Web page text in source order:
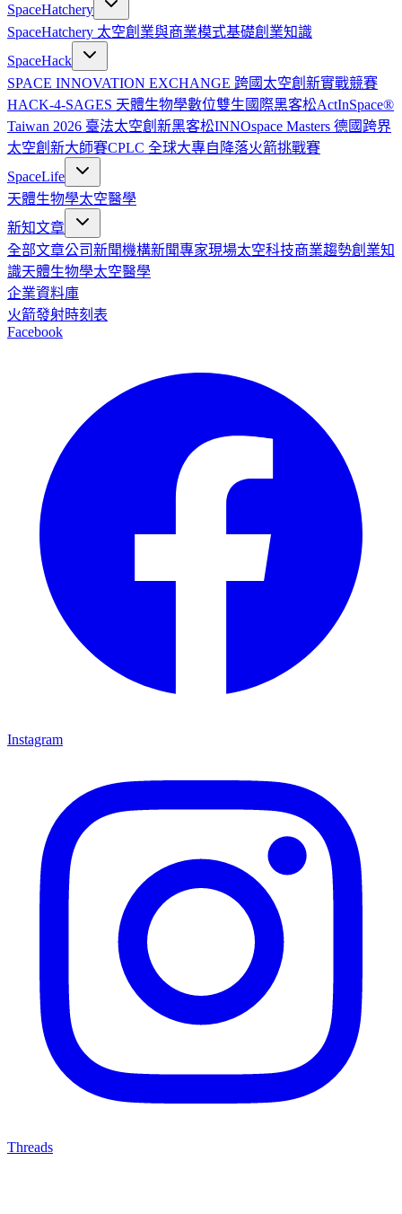
SpaceHatchery
SpaceHatchery 太空創業與商業模式基礎創業知識
SpaceHack
SPACE INNOVATION EXCHANGE 跨國太空創新實戰競賽
HACK-4-SAGES 天體生物學數位雙生國際黑客松ActInSpace®
Taiwan 2026 臺法太空創新黑客松INNOspace Masters 德國跨界
太空創新大師賽CPLC 全球大專自降落火箭挑戰賽
SpaceLife
天體生物學太空醫學
新知文章
全部文章公司新聞機構新聞專家現場太空科技商業趨勢創業知
識天體生物學太空醫學
企業資料庫
火箭發射時刻表
Facebook
Instagram
Threads